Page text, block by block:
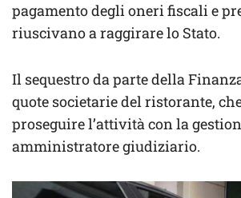
pagamento degli oneri fiscali e
riuscivano a raggirare lo Stato.
Il sequestro da parte della
quote societarie del ristorante,
proseguire l’attività con la
amministratore giudiziario.